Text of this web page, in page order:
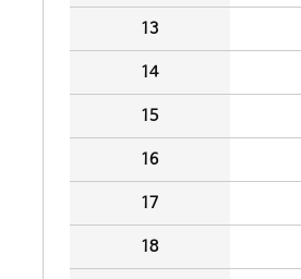
13
14
15
16
17
18